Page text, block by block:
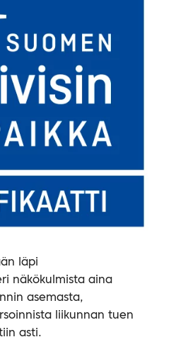
läpi
näkökulmista aina
asemasta,
liikunnan tuen
asti.